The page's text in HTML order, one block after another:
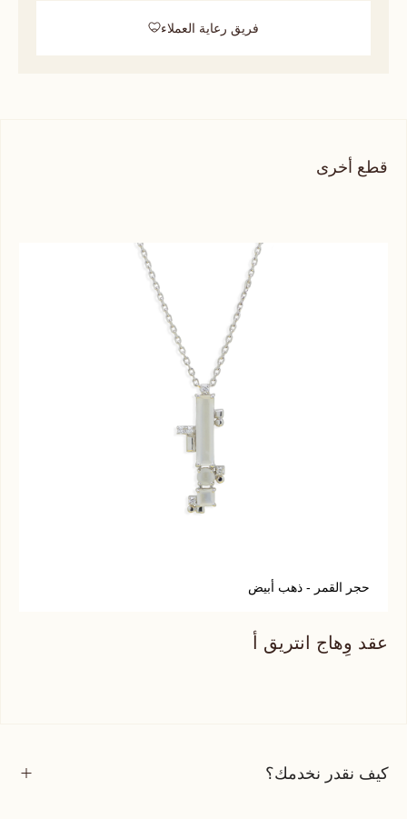
فريق رعاية العملاء
قطع أخرى
حجر القمر - ذهب أبيض
عقد وِهاج انتريق أ
كيف نقدر نخدمك؟